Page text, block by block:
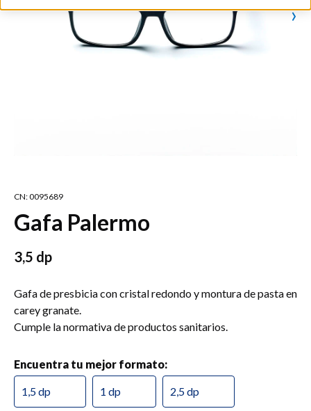
›
CN: 0095689
Gafa Palermo
3,5 dp
Gafa de presbicia con cristal redondo y montura de pasta en
carey granate.
Cumple la normativa de productos sanitarios.
Encuentra tu mejor formato:
1,5 dp 1 dp 2,5 dp